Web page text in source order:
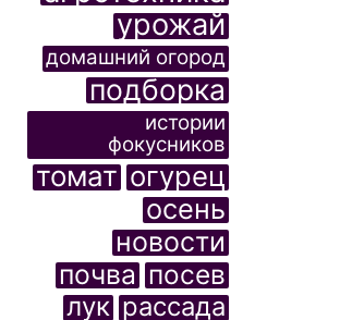
урожай
домашний огород
подборка
истории
фокусников
томат огурец
осень
новости
почва посев
лук рассада